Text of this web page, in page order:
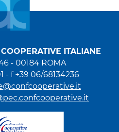
ITALIANE
- 00184 ROMA
- f +39 06/68134236